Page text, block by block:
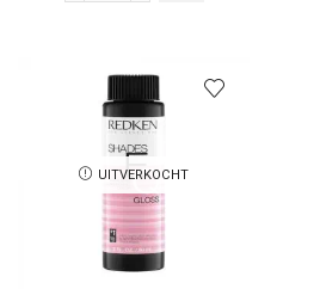
Gel
Lacquers
-
60ML
aantal
UITVERKOCHT